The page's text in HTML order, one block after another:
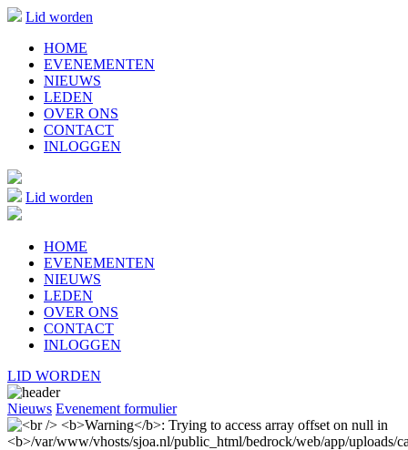
Lid worden
HOME
EVENEMENTEN
NIEUWS
LEDEN
OVER ONS
CONTACT
INLOGGEN
Lid worden
HOME
EVENEMENTEN
NIEUWS
LEDEN
OVER ONS
CONTACT
INLOGGEN
LID WORDEN
Nieuws Evenement formulier